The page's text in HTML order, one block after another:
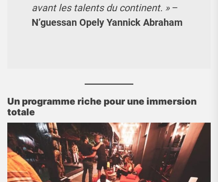
avant les talents du continent. »–
N’guessan Opely Yannick Abraham
Un programme riche pour une immersion
totale